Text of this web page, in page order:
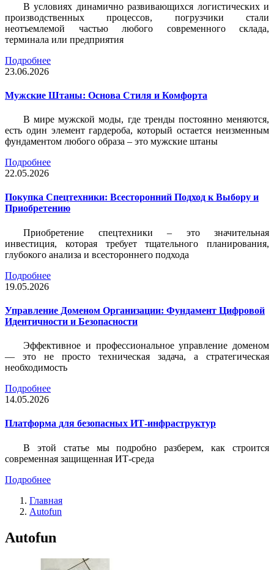
В условиях динамично развивающихся логистических и
производственных процессов, погрузчики стали
неотъемлемой частью любого современного склада,
терминала или предприятия
Подробнее
23.06.2026
Мужские Штаны: Основа Стиля и Комфорта
В мире мужской моды, где тренды постоянно меняются,
есть один элемент гардероба, который остается неизменным
фундаментом любого образа – это мужские штаны
Подробнее
22.05.2026
Покупка Спецтехники: Всесторонний Подход к Выбору и
Приобретению
Приобретение спецтехники – это значительная
инвестиция, которая требует тщательного планирования,
глубокого анализа и всестороннего подхода
Подробнее
19.05.2026
Управление Доменом Организации: Фундамент Цифровой
Идентичности и Безопасности
Эффективное и профессиональное управление доменом
— это не просто техническая задача, а стратегическая
необходимость
Подробнее
14.05.2026
Платформа для безопасных ИТ-инфраструктур
В этой статье мы подробно разберем, как строится
современная защищенная ИТ-среда
Подробнее
Главная
Autofun
Autofun